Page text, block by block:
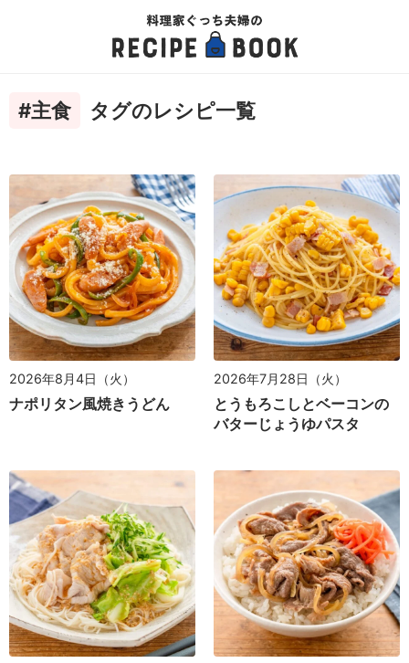
#主食 タグのレシピ一覧
2026年8月4日（火）
ナポリタン風焼きうどん
2026年7月28日（火）
とうもろこしとベーコンの
バターじょうゆパスタ